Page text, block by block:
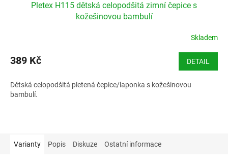
Pletex H115 dětská celopodšitá zimní čepice s
kožešinovou bambulí
Skladem
389 Kč DETAIL
Dětská celopodšitá pletená čepice/laponka s kožešinovou
bambulí.
Varianty Popis Diskuze Ostatní informace